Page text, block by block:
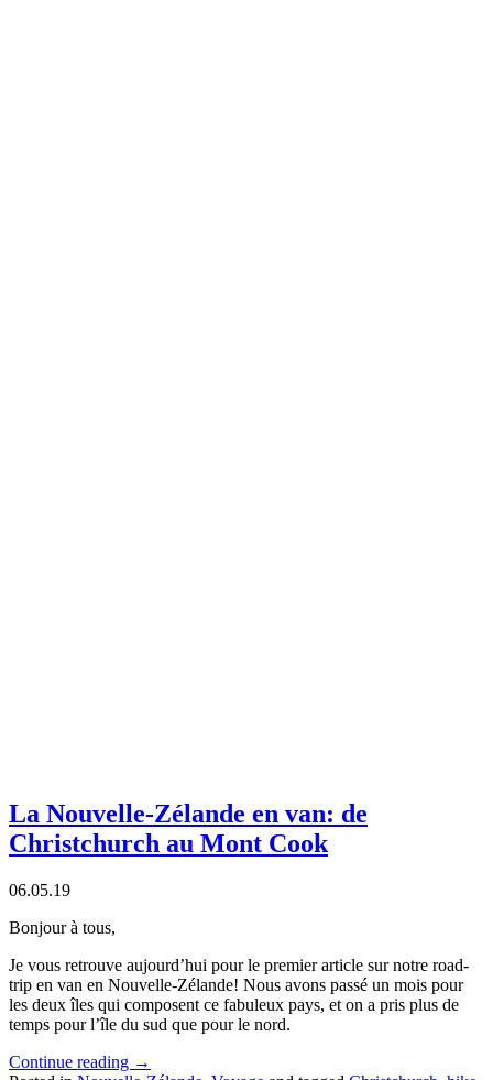
La Nouvelle-Zélande en van: de
Christchurch au Mont Cook
06.05.19
Bonjour à tous,
Je vous retrouve aujourd’hui pour le premier article sur notre road-
trip en van en Nouvelle-Zélande! Nous avons passé un mois pour
les deux îles qui composent ce fabuleux pays, et on a pris plus de
temps pour l’île du sud que pour le nord.
Continue reading →